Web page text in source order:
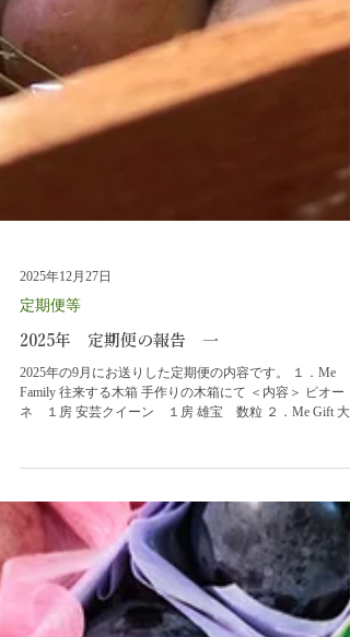
2025年12月27日
定期便等
2025年 定期便の報告 一
2025年の9月にお送りした定期便の内容です。 １．Me
Family 往来する木箱 手作りの木箱にて ＜内容＞ ピオー
との関係をもっと大切にしたいという想いから、木箱で
り、送り返していただいた方にはボーナス追加便をお送
するという仕組みを考えました。養蜂家の方から不要に
ったリンゴ箱を頂いてきて、一つ一つ解体して、いずれ
ワインも入るように、想像しながらぶどう箱を作ってい
ました。細部にこだわらずに仕上げていくことで、経年